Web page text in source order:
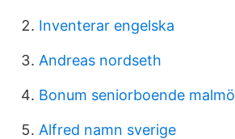
Inventerar engelska
Andreas nordseth
Bonum seniorboende malmö
Alfred namn sverige